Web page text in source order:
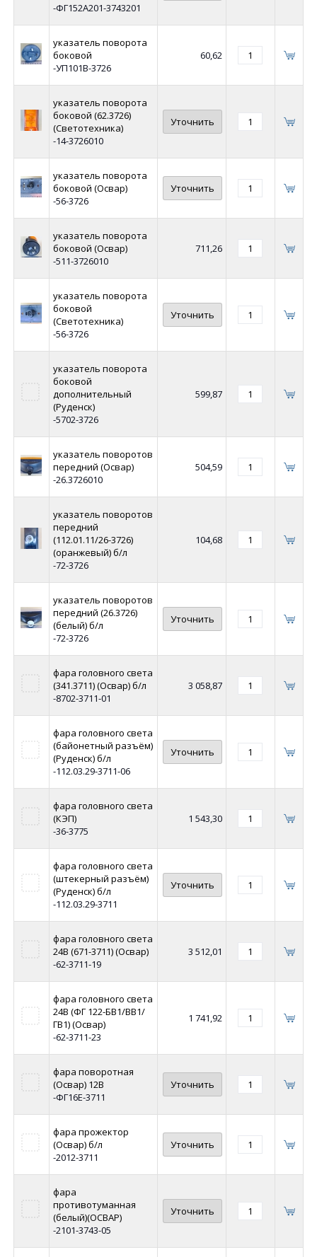
-ФГ152А201-3743201
указатель поворота
боковой
-УП101В-3726
60,62
указатель поворота
боковой (62.3726)
(Светотехника)
-14-3726010
Уточнить
указатель поворота
боковой (Освар)
-56-3726
Уточнить
указатель поворота
боковой (Освар)
-511-3726010
711,26
указатель поворота
боковой
(Светотехника)
-56-3726
Уточнить
указатель поворота
боковой
дополнительный
(Руденск)
-5702-3726
599,87
указатель поворотов
передний (Освар)
-26.3726010
504,59
указатель поворотов
передний
(112.01.11/26-3726)
(оранжевый) б/л
-72-3726
104,68
указатель поворотов
передний (26.3726)
(белый) б/л
-72-3726
Уточнить
фара головного света
(341.3711) (Освар) б/л
-8702-3711-01
3 058,87
фара головного света
(байонетный разъём)
(Руденск) б/л
-112.03.29-3711-06
Уточнить
фара головного света
(КЭП)
-36-3775
1 543,30
фара головного света
(штекерный разъём)
(Руденск) б/л
-112.03.29-3711
Уточнить
фара головного света
24В (671-3711) (Освар)
-62-3711-19
3 512,01
фара головного света
24В (ФГ 122-БВ1/ВВ1/
ГВ1) (Освар)
-62-3711-23
1 741,92
фара поворотная
(Освар) 12В
-ФГ16Е-3711
Уточнить
фара прожектор
(Освар) б/л
-2012-3711
Уточнить
фара
противотуманная
(белый)(ОСВАР)
-2101-3743-05
Уточнить